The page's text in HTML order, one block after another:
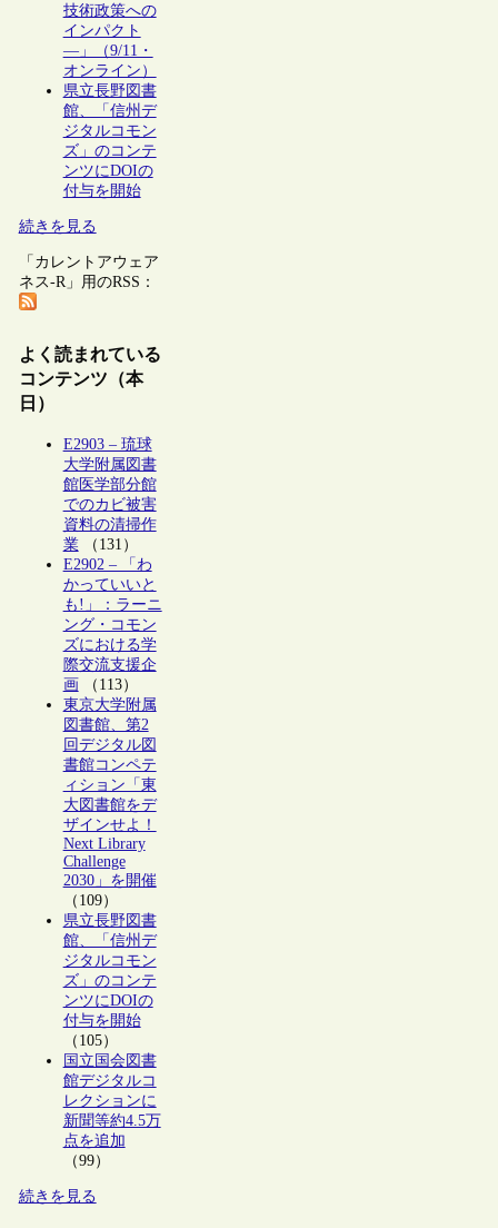
技術政策への
インパクト
―」（9/11・
オンライン）
県立長野図書
館、「信州デ
ジタルコモン
ズ」のコンテ
ンツにDOIの
付与を開始
続きを見る
「カレントアウェア
ネス-R」用のRSS：
よく読まれている
コンテンツ（本
日）
E2903 – 琉球
大学附属図書
館医学部分館
でのカビ被害
資料の清掃作
業（131）
E2902 – 「わ
かっていいと
も!」：ラーニ
ング・コモン
ズにおける学
際交流支援企
画（113）
東京大学附属
図書館、第2
回デジタル図
書館コンペテ
ィション「東
大図書館をデ
ザインせよ！
Next Library
Challenge
2030」を開催
（109）
県立長野図書
館、「信州デ
ジタルコモン
ズ」のコンテ
ンツにDOIの
付与を開始
（105）
国立国会図書
館デジタルコ
レクションに
新聞等約4.5万
点を追加
（99）
続きを見る